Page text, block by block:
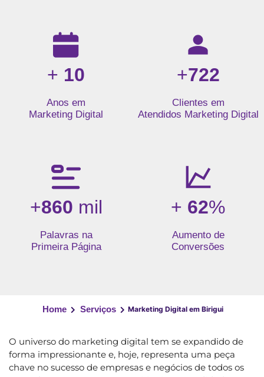
Resultados da nossa agência de marketing digital: mais
+ 10
Anos em
Marketing Digital
+722
Clientes em
Atendidos Marketing Digital
+860 mil
Palavras na
Primeira Página
+ 62%
Aumento de
Conversões
Home Serviços Marketing Digital em Birigui
O universo do marketing digital tem se expandido de
forma impressionante e, hoje, representa uma peça
chave no sucesso de empresas e negócios de todos os